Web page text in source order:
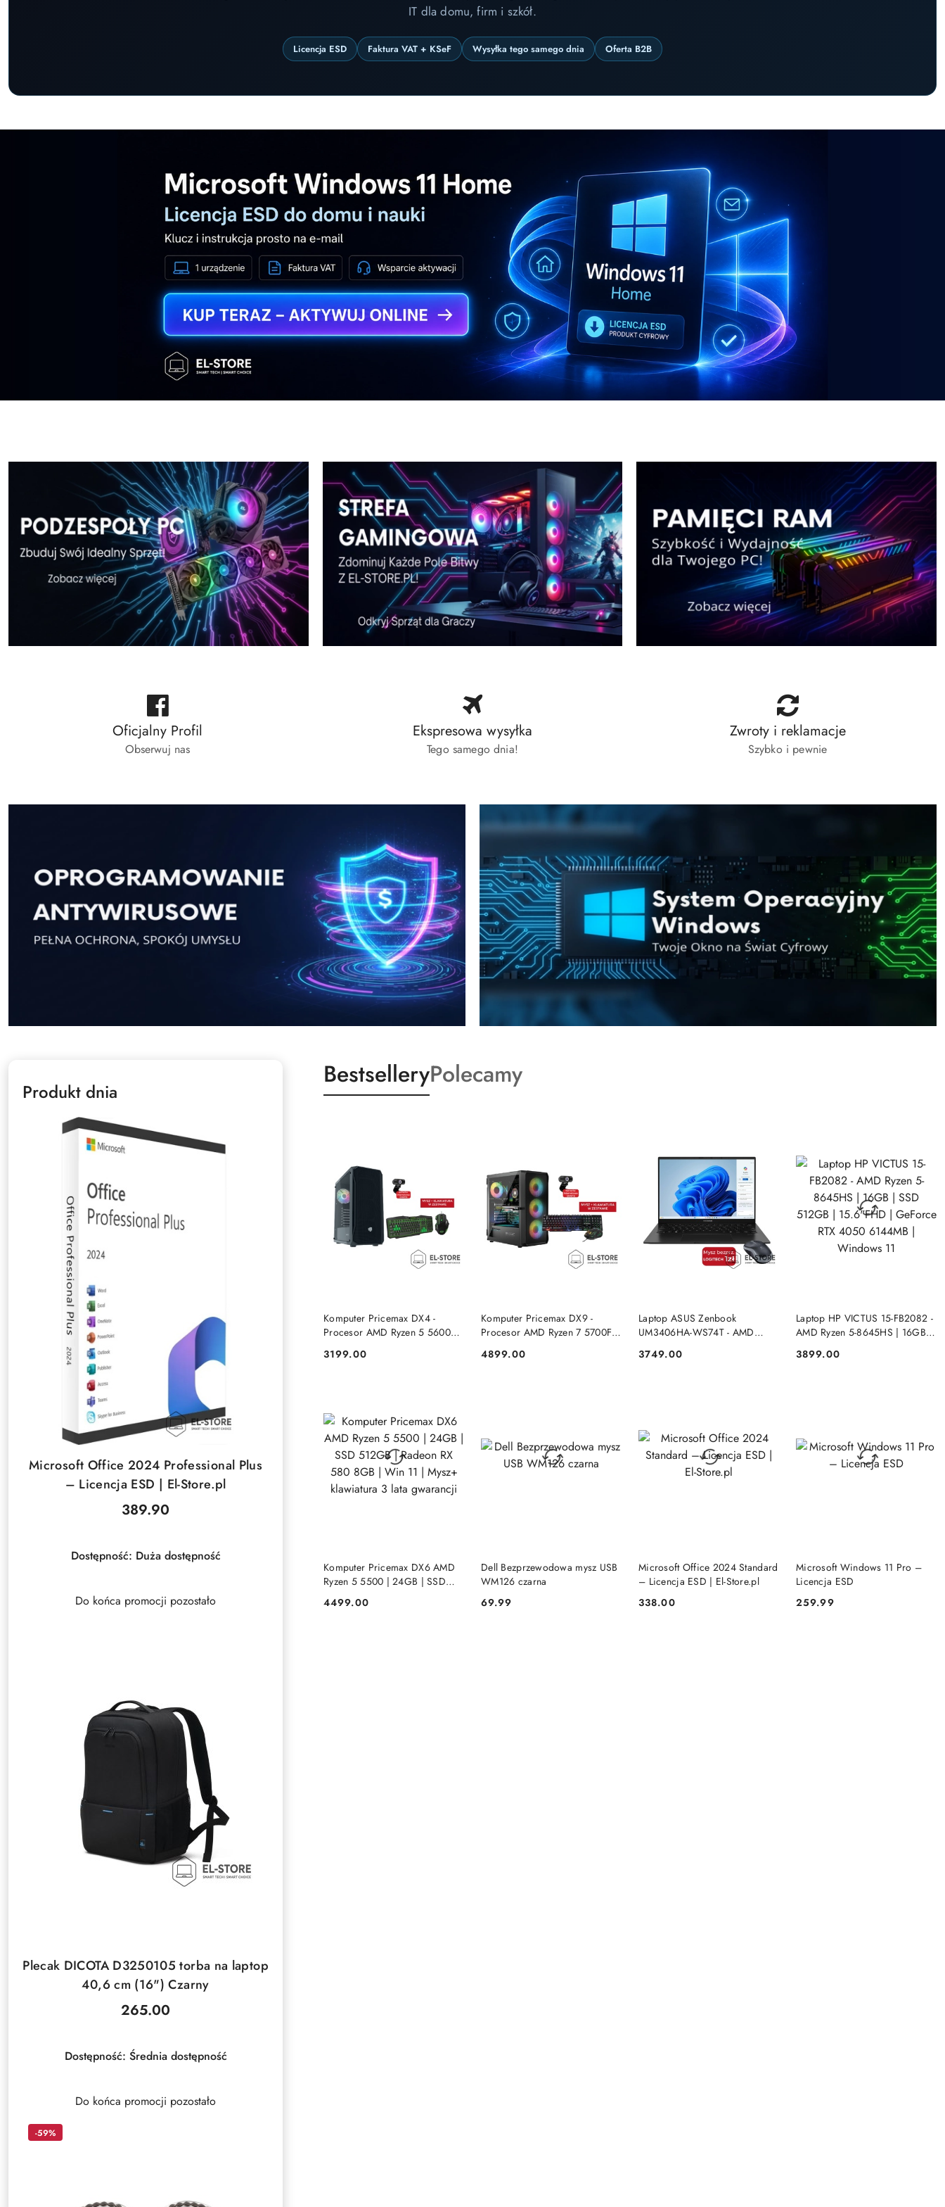
IT dla domu, firm i szkół.
Licencja ESD Faktura VAT + KSeF Wysyłka tego samego dnia Oferta B2B
Oficjalny Profil
Obserwuj nas
Ekspresowa wysyłka
Tego samego dnia!
Zwroty i reklamacje
Szybko i pewnie
Produkt dnia
Microsoft Office 2024 Professional Plus
– Licencja ESD | El-Store.pl
Cena:
389.90
Dostępność: Duża dostępność
Do końca promocji pozostało
Plecak DICOTA D3250105 torba na laptop
40,6 cm (16") Czarny
Cena:
265.00
DO KOSZYKA
Dostępność: Średnia dostępność
Do końca promocji pozostało
-59%
BestselleryPolecamy
Komputer Pricemax DX4 -
Procesor AMD Ryzen 5 5600G
512GB Win 11 PRO
Cena:
3199.00
DO KOSZYKA
Komputer Pricemax DX9 -
Procesor AMD Ryzen 7 5700F |
GeForce RTX 5050 8GB | Win
Cena:
4899.00
DO KOSZYKA
Laptop ASUS Zenbook
UM3406HA-WS74T - AMD
512GB | 14" OLED (1920x1200)
Cena:
3749.00
PRODUKT NIEDOSTĘPNY
Laptop HP VICTUS 15-FB2082 -
AMD Ryzen 5-8645HS | 16GB |
GeForce RTX 4050 6144MB |
Cena:
3899.00
PRODUKT NIEDOSTĘPNY
Komputer Pricemax DX6 AMD
Ryzen 5 5500 | 24GB | SSD
Win 11 | Mysz+ klawiatura 3 lata
Cena:
4499.00
DO KOSZYKA
Dell Bezprzewodowa mysz USB
WM126 czarna
Cena:
69.99
DO KOSZYKA
Microsoft Office 2024 Standard
– Licencja ESD | El-Store.pl
Cena:
338.00
DO KOSZYKA
Microsoft Windows 11 Pro –
Licencja ESD
Cena:
259.99
DO KOSZYKA